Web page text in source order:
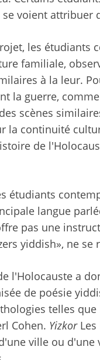
voient attribuer
les
familiale,
à la leur.
la guerre,
scènes
la continuité
de
étudiants
langue
pas une
yiddish», ne se
l'Holocauste a
de poésie
telles que
Cohen. Yizkor
ville ou